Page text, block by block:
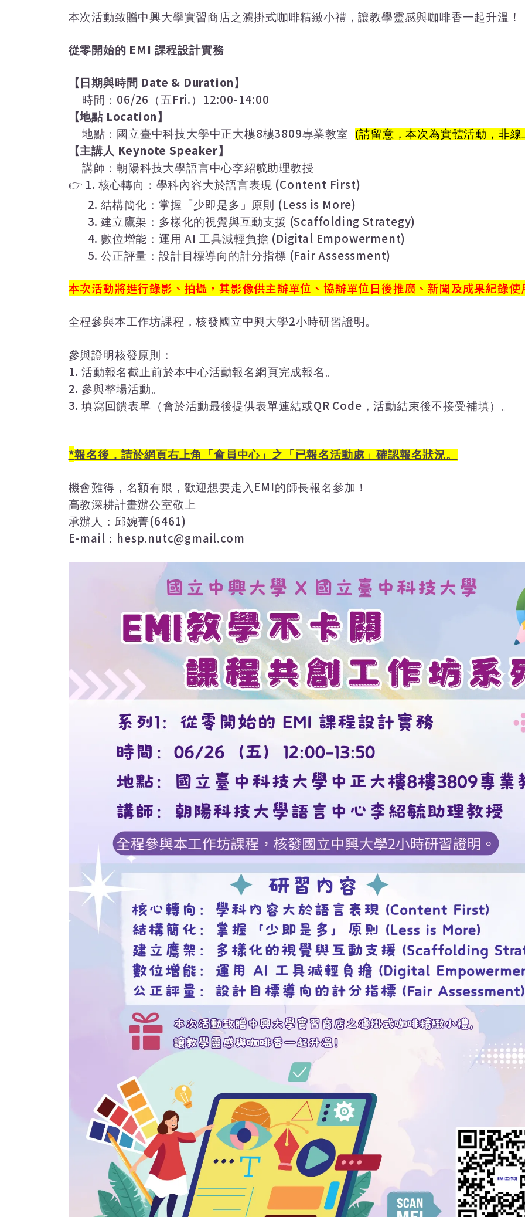
本次活動致贈中興大學實習商店之濾掛式咖啡精緻小禮，讓教學靈感與咖啡香一起升溫！
從零開始的 EMI 課程設計實務
【日期與時間 Date & Duration 】
時間： 06/26 （五Fri. ） 12:00-14:00
【地點 Location 】
地點：國立臺中科技大學中正大樓8樓3809專業教室 (請留意，本次為實體活動，非線
【主講人 Keynote Speaker】
講師：朝陽科技大學語言中心李紹毓助理教授
👉 1. 核心轉向：學科內容大於語言表現 (Content First)
2. 結構簡化：掌握「少即是多」原則
(Less is More)
3. 建立鷹架：多樣化的視覺與互動支援 (Scaffolding Strategy)
4. 數位增能：運用 AI 工具減輕負擔 (Digital Empowerment)
5. 公正評量：設計目標導向的計分指標 (Fair Assessment)
本次活動將進行錄影、拍攝，其影像供主辦單位、協辦單位日後推廣、新聞及成果紀錄使
全程參與本工作坊課程，核發國立中興大學2小時研習證明。
參與證明核發原則：
1. 活動報名截止前於本中心活動報名網頁完成報名。
2. 參與整場活動。
3. 填寫回饋表單（會於活動最後提供表單連結或QR Code ，活動結束後不接受補填）。
*報名後，請於網頁右上角「會員中心」之「已報名活動處」確認報名狀況。
機會難得，名額有限，歡迎想要走入 EMI的師長報名參加！
高教深耕計畫辦公室敬上
承辦人：邱婉菁(6461)
E-mail ： hesp.nutc@gmail.com